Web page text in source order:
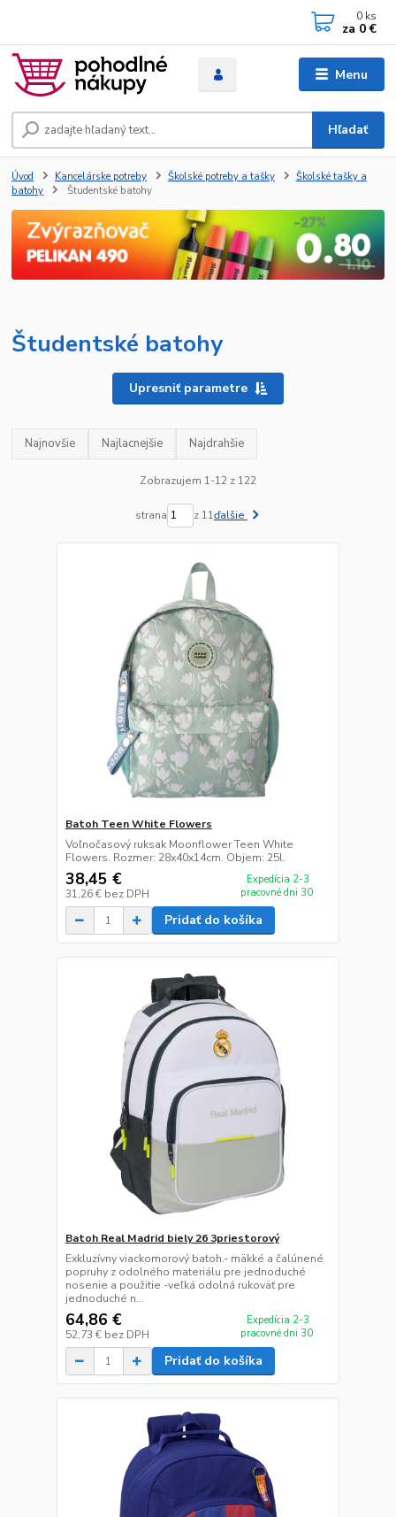
Menu
Hľadať
0 ks
za 0 €
Úvod Kancelárske potreby Školské potreby a tašky
Školské tašky a
batohy
Študentské batohy
Študentské batohy
Upresniť parametre
Najnovšie Najlacnejšie Najdrahšie
Zobrazujem 1-12 z 122
strana z 11ďalšie
Batoh Teen White Flowers
Voľnočasový ruksak Moonflower Teen White
Flowers. Rozmer: 28x40x14cm. Objem: 25l.
38,45 €
31,26 € bez DPH
Expedícia 2-3
pracovné dni 30
Pridať do košíka
Batoh Real Madrid biely 26 3priestorový
Exkluzívny viackomorový batoh.- mäkké a čalúnené
popruhy z odolného materiálu pre jednoduché
nosenie a použitie -veľká odolná rukoväť pre
jednoduché n...
64,86 €
52,73 € bez DPH
Expedícia 2-3
pracovné dni 30
Pridať do košíka